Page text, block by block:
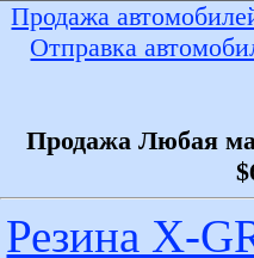
Продажа
Отправка
Продажа Любая
Резина X-